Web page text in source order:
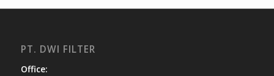
PT. DWI FILTER
Office: